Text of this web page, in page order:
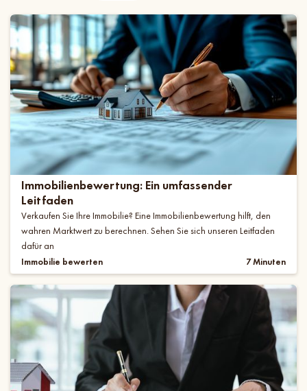
Immobilienbewertung: Ein umfassender
Leitfaden
Verkaufen Sie Ihre Immobilie? Eine Immobilienbewertung hilft, den
wahren Marktwert zu berechnen. Sehen Sie sich unseren Leitfaden
dafür an
Immobilie bewerten 7 Minuten